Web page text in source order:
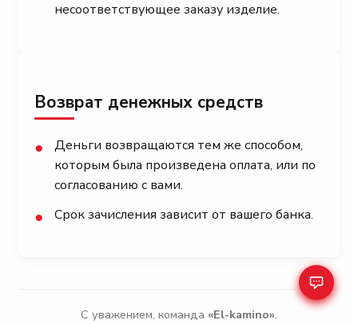
несоответствующее заказу изделие.
Возврат денежных средств
●
Деньги возвращаются тем же способом,
которым была произведена оплата, или по
согласованию с вами.
● Срок зачисления зависит от вашего банка.
С уважением, команда «El-kamino».